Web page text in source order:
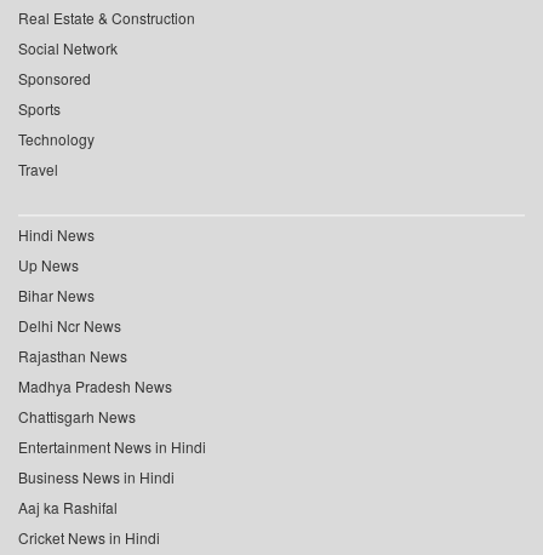
Real Estate & Construction
Social Network
Sponsored
Sports
Technology
Travel
Hindi News
Up News
Bihar News
Delhi Ncr News
Rajasthan News
Madhya Pradesh News
Chattisgarh News
Entertainment News in Hindi
Business News in Hindi
Aaj ka Rashifal
Cricket News in Hindi